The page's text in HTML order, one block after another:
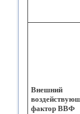
Внешний
фактор ВВФ